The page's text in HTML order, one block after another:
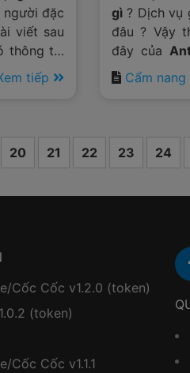
đặc
viết sau
thông tin
tiếp
gì ? Dịch vụ
đâu ? Vậy
đây của
lời cho mình.
Cẩm
20 21 22 23 24
Cốc Cốc v1.2.0 (token)
(token)
Cốc Cốc v1.1.1